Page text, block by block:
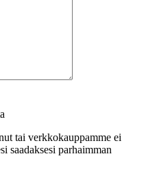
tai verkkokauppamme ei
saadaksesi parhaimman